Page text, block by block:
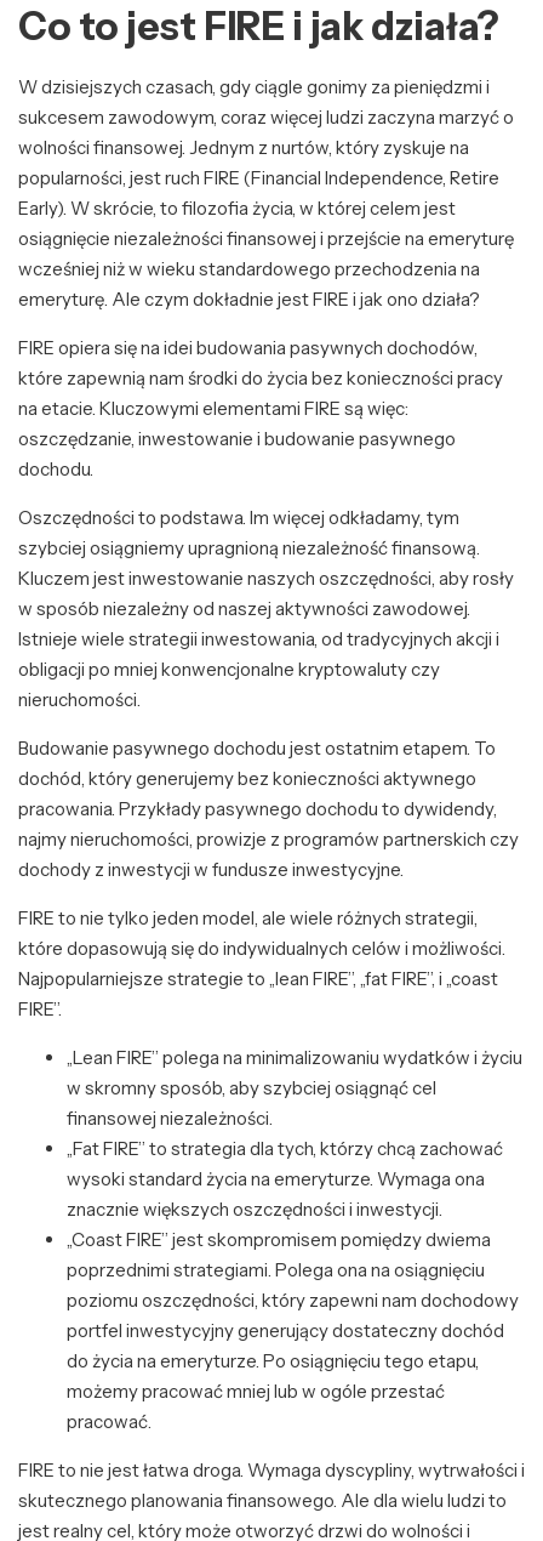
Co to jest FIRE i jak działa?
W dzisiejszych czasach, gdy ciągle gonimy za pieniędzmi i
sukcesem zawodowym, coraz więcej ludzi zaczyna marzyć o
wolności finansowej. Jednym z nurtów, który zyskuje na
popularności, jest ruch FIRE (Financial Independence, Retire
Early). W skrócie, to filozofia życia, w której celem jest
osiągnięcie niezależności finansowej i przejście na emeryturę
wcześniej niż w wieku standardowego przechodzenia na
emeryturę. Ale czym dokładnie jest FIRE i jak ono działa?
FIRE opiera się na idei budowania pasywnych dochodów,
które zapewnią nam środki do życia bez konieczności pracy
na etacie. Kluczowymi elementami FIRE są więc:
oszczędzanie, inwestowanie i budowanie pasywnego
dochodu.
Oszczędności to podstawa. Im więcej odkładamy, tym
szybciej osiągniemy upragnioną niezależność finansową.
Kluczem jest inwestowanie naszych oszczędności, aby rosły
w sposób niezależny od naszej aktywności zawodowej.
Istnieje wiele strategii inwestowania, od tradycyjnych akcji i
obligacji po mniej konwencjonalne kryptowaluty czy
nieruchomości.
Budowanie pasywnego dochodu jest ostatnim etapem. To
dochód, który generujemy bez konieczności aktywnego
pracowania. Przykłady pasywnego dochodu to dywidendy,
najmy nieruchomości, prowizje z programów partnerskich czy
dochody z inwestycji w fundusze inwestycyjne.
FIRE to nie tylko jeden model, ale wiele różnych strategii,
które dopasowują się do indywidualnych celów i możliwości.
Najpopularniejsze strategie to „lean FIRE”, „fat FIRE”, i „coast
FIRE”.
„Lean FIRE” polega na minimalizowaniu wydatków i życiu
w skromny sposób, aby szybciej osiągnąć cel
finansowej niezależności.
„Fat FIRE” to strategia dla tych, którzy chcą zachować
wysoki standard życia na emeryturze. Wymaga ona
znacznie większych oszczędności i inwestycji.
„Coast FIRE” jest skompromisem pomiędzy dwiema
poprzednimi strategiami. Polega ona na osiągnięciu
poziomu oszczędności, który zapewni nam dochodowy
portfel inwestycyjny generujący dostateczny dochód
do życia na emeryturze. Po osiągnięciu tego etapu,
możemy pracować mniej lub w ogóle przestać
pracować.
FIRE to nie jest łatwa droga. Wymaga dyscypliny, wytrwałości i
skutecznego planowania finansowego. Ale dla wielu ludzi to
jest realny cel, który może otworzyć drzwi do wolności i